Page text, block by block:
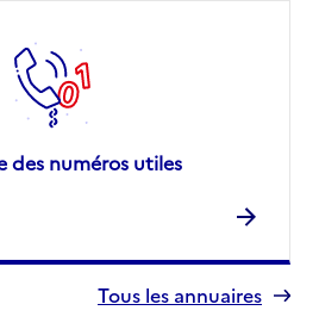
des numéros utiles
Tous les annuaires